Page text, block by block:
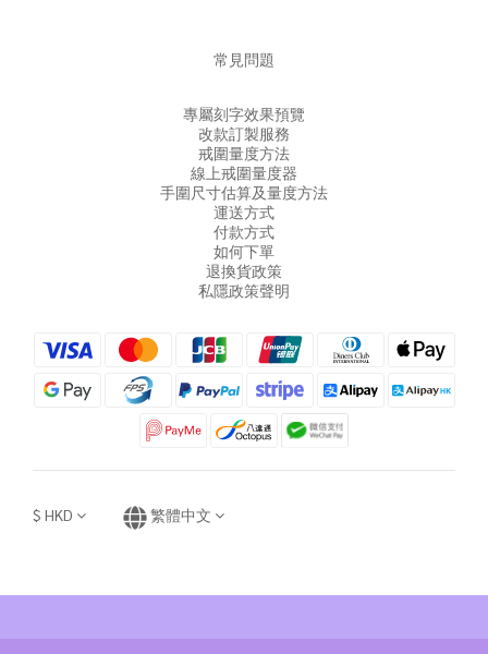
常見問題
專屬刻字效果預覽
改款訂製服務
戒圍量度方法
線上戒圍量度器
手圍尺寸估算及量度方法
運送方式
付款方式
如何下單
退換貨政策
私隱政策聲明
$ HKD 繁體中文